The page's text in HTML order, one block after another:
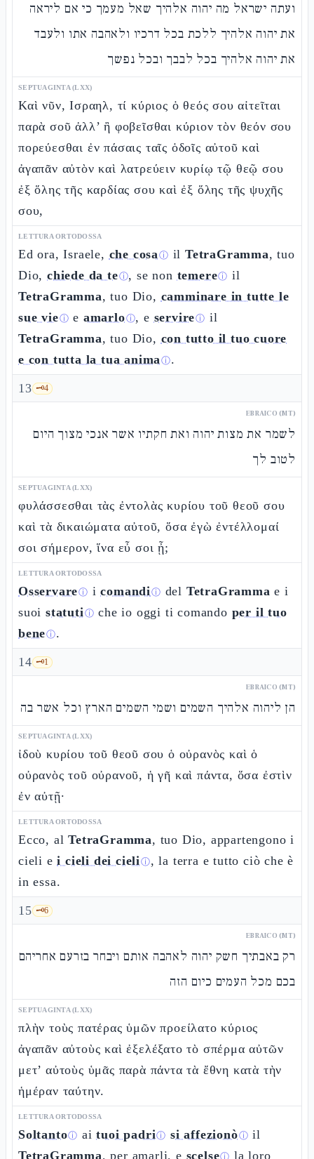
ועתה ישראל מה יהוה אלהיך שאל מעמך כי אם ליראה
את יהוה אלהיך ללכת בכל דרכיו ולאהבה אתו ולעבד
את יהוה אלהיך בכל לבבך ובכל נפשך
SEPTUAGINTA (LXX)
Καὶ νῦν, Ισραηλ, τί κύριος ὁ θεός σου αἰτεῖται
παρὰ σοῦ ἀλλ’ ἢ φοβεῖσθαι κύριον τὸν θεόν σου
πορεύεσθαι ἐν πάσαις ταῖς ὁδοῖς αὐτοῦ καὶ
ἀγαπᾶν αὐτὸν καὶ λατρεύειν κυρίῳ τῷ θεῷ σου
ἐξ ὅλης τῆς καρδίας σου καὶ ἐξ ὅλης τῆς ψυχῆς
σου,
LETTURA ORTODOSSA
Ed ora, Israele, che cosaⓘ ilTetraGramma, tuo
Dio, chiede da teⓘ, se non temereⓘ il
TetraGramma, tuo Dio, camminare in tutte le
sue vieⓘ e amarloⓘ, e servireⓘ il
TetraGramma, tuo Dio, con tutto il tuo cuore
e con tutta la tua animaⓘ.
13 🗝️4
EBRAICO (MT)
לשמר את מצות יהוה ואת חקתיו אשר אנכי מצוך היום
לטוב לך
SEPTUAGINTA (LXX)
φυλάσσεσθαι τὰς ἐντολὰς κυρίου τοῦ θεοῦ σου
καὶ τὰ δικαιώματα αὐτοῦ, ὅσα ἐγὼ ἐντέλλομαί
σοι σήμερον, ἵνα εὖ σοι ᾖ;
LETTURA ORTODOSSA
Osservareⓘ icomandiⓘ del TetraGramma e i
suoi statutiⓘ che io oggi ti comando per il tuo
beneⓘ.
14 🗝️1
EBRAICO (MT)
הן ליהוה אלהיך השמים ושמי השמים הארץ וכל אשר בה
SEPTUAGINTA (LXX)
ἰδοὺ κυρίου τοῦ θεοῦ σου ὁ οὐρανὸς καὶ ὁ
οὐρανὸς τοῦ οὐρανοῦ, ἡ γῆ καὶ πάντα, ὅσα ἐστὶν
ἐν αὐτῇ·
LETTURA ORTODOSSA
Ecco, alTetraGramma, tuo Dio, appartengono i
cieli ei cieli dei cieliⓘ, la terra e tutto ciò che è
in essa.
15 🗝️6
EBRAICO (MT)
רק באבתיך חשק יהוה לאהבה אותם ויבחר בזרעם אחריהם
בכם מכל העמים כיום הזה
SEPTUAGINTA (LXX)
πλὴν τοὺς πατέρας ὑμῶν προείλατο κύριος
ἀγαπᾶν αὐτοὺς καὶ ἐξελέξατο τὸ σπέρμα αὐτῶν
μετ’ αὐτοὺς ὑμᾶς παρὰ πάντα τὰ ἔθνη κατὰ τὴν
ἡμέραν ταύτην.
LETTURA ORTODOSSA
Soltantoⓘ aituoi padriⓘ si affezionòⓘ il
TetraGramma, per amarli, e scelseⓘ la loro